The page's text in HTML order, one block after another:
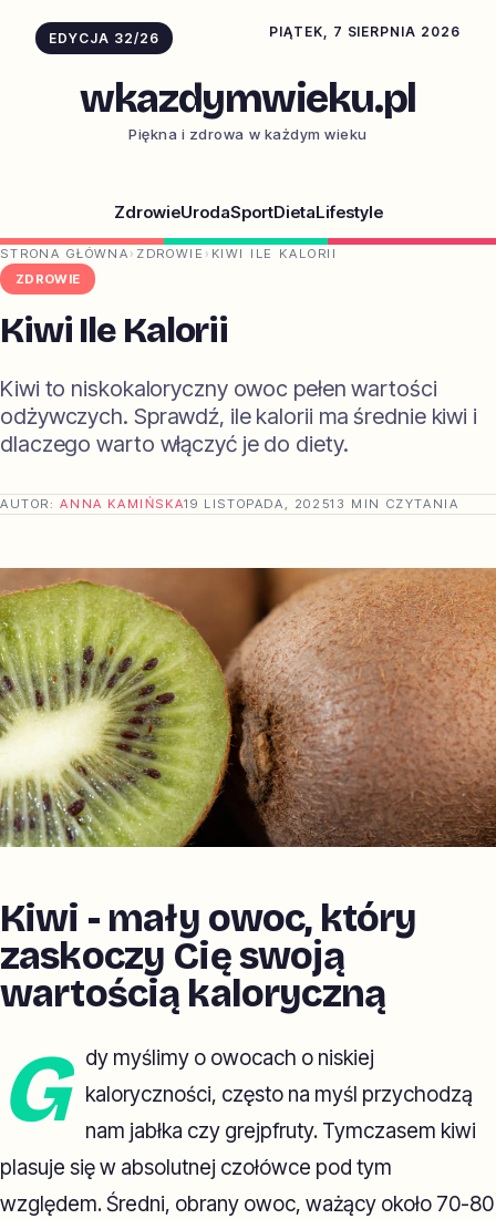
EDYCJA 32/26 PIĄTEK, 7 SIERPNIA 2026
wkazdymwieku.pl
Piękna i zdrowa w każdym wieku
ZdrowieUrodaSportDietaLifestyle
STRONA GŁÓWNA › ZDROWIE › KIWI ILE KALORII
ZDROWIE
Kiwi Ile Kalorii
Kiwi to niskokaloryczny owoc pełen wartości
odżywczych. Sprawdź, ile kalorii ma średnie kiwi i
dlaczego warto włączyć je do diety.
AUTOR:ANNA KAMIŃSKA19 LISTOPADA, 202513 MIN CZYTANIA
Kiwi - mały owoc, który
zaskoczy Cię swoją
wartością kaloryczną
G
dy myślimy o owocach o niskiej
kaloryczności, często na myśl przychodzą
nam jabłka czy grejpfruty. Tymczasem kiwi
plasuje się w absolutnej czołówce pod tym
względem. Średni, obrany owoc, ważący około 70-80